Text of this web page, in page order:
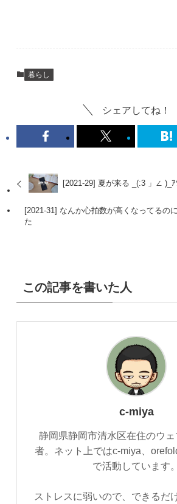
暮らし
シェアしてね！
[2021-29] 夏が来る _(:3 」∠ )_ｱ
[2021-31] なんか心拍数が高くなってるの
た
この記事を書いた人
c-miya
静岡県静岡市清水区在住のウ
者。ネット上ではc-miya、
で活動しています。
ストレスに弱いので、できるだ